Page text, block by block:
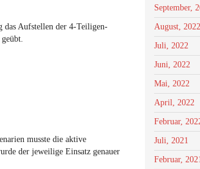
das Aufstellen der 4-Teiligen-
musste die aktive
der jeweilige Einsatz genauer
September,
August, 2022
Juli, 2022
Juni, 2022
Mai, 2022
April, 2022
Februar,
Juli, 2021
Februar,